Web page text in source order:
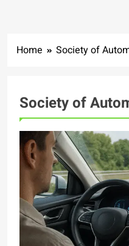
Home Society of
Society of